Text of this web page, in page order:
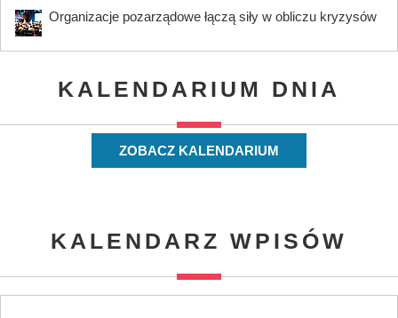
Organizacje pozarządowe łączą siły w obliczu kryzysów
KALENDARIUM DNIA
ZOBACZ KALENDARIUM
KALENDARZ WPISÓW